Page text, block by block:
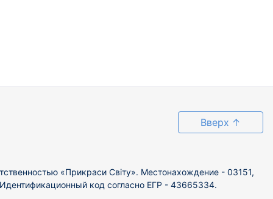
Вверх ↑
«Прикраси Світу». Местонахождение - 03151,
код согласно ЕГР - 43665334.